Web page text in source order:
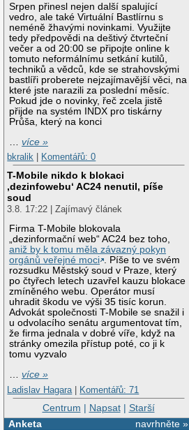
Srpen přinesl nejen další spalující
vedro, ale také Virtuální Bastlírnu s
neméně žhavými novinkami. Využijte
tedy předpovědi na deštivý čtvrteční
večer a od 20:00 se připojte online k
tomuto neformálnímu setkání kutilů,
techniků a vědců, kde se strahovskými
bastlíři proberete nejzajímavější věci, na
které jste narazili za poslední měsíc.
Pokud jde o novinky, řeč zcela jistě
přijde na systém INDX pro tiskárny
Průša, který na konci
…více »
bkralik
Komentářů: 0
T-Mobile nikdo k blokaci
‚dezinfowebu‘ AC24 nenutil, píše
soud
3.8. 17:22 | Zajímavý článek
Firma T-Mobile blokovala
„dezinformační web“ AC24 bez toho,
aniž by k tomu měla závazný pokyn
orgánů veřejné moci . Píše to ve svém
rozsudku Městský soud v Praze, který
po čtyřech letech uzavřel kauzu blokace
zmíněného webu. Operátor musí
uhradit škodu ve výši 35 tisíc korun.
Advokát společnosti T-Mobile se snažil i
u odvolacího senátu argumentovat tím,
že firma jednala v dobré víře, když na
stránky omezila přístup poté, co ji k
tomu vyzvalo
…více »
Ladislav Hagara | Komentářů: 71
Centrum | Napsat| Starší
navrhněte »
Anketa